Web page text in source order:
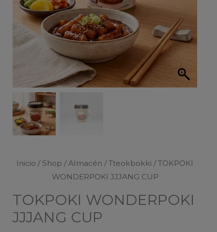
Inicio / Shop /Almacén /Tteokbokki / TOKPOKI
WONDERPOKI JJJANG CUP
TOKPOKI WONDERPOKI
JJJANG CUP